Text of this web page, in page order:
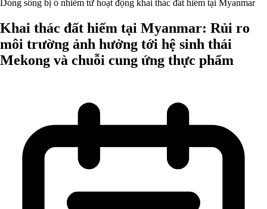
Dòng sông bị ô nhiễm từ hoạt động khai thác đất hiếm tại Myanmar
Khai thác đất hiếm tại Myanmar: Rủi ro
môi trường ảnh hưởng tới hệ sinh thái
Mekong và chuỗi cung ứng thực phẩm